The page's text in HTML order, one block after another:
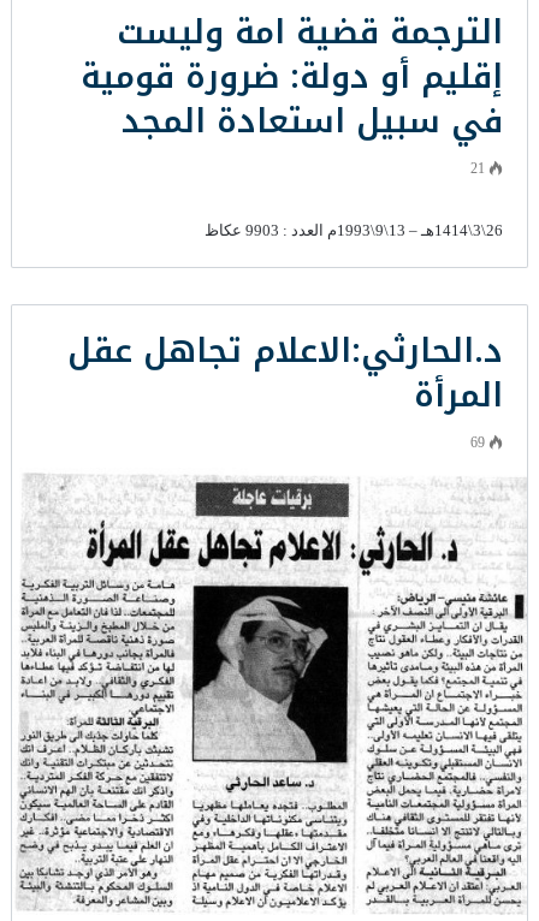
الترجمة قضية امة وليست
إقليم أو دولة: ضرورة قومية
في سبيل استعادة المجد
21
26\3\1414هـ – 13\9\1993م العدد : 9903 عكاظ
د.الحارثي:الاعلام تجاهل عقل
المرأة
69